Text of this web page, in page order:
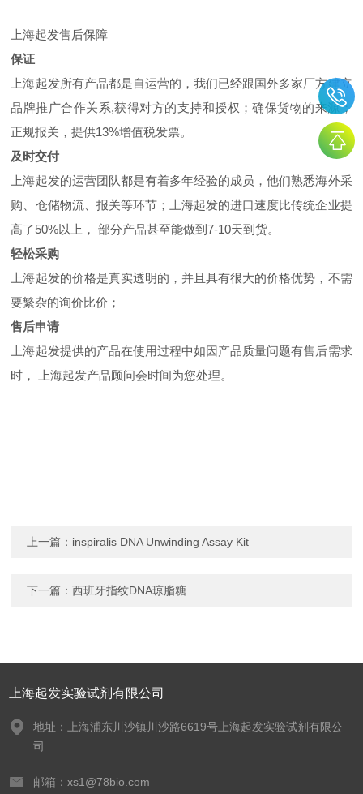
上海起发售后保障
保证
上海起发所有产品都是自运营的，我们已经跟国外多家厂方建立
品牌推广合作关系,获得对方的支持和授权；确保货物的来源；
正规报关，提供13%增值税发票。
及时交付
上海起发的运营团队都是有着多年经验的成员，他们熟悉海外采
购、仓储物流、报关等环节；上海起发的进口速度比传统企业提
高了50%以上， 部分产品甚至能做到7-10天到货。
轻松采购
上海起发的价格是真实透明的，并且具有很大的价格优势，不需
要繁杂的询价比价；
售后申请
上海起发提供的产品在使用过程中如因产品质量问题有售后需求
时， 上海起发产品顾问会时间为您处理。
上一篇： inspiralis DNA Unwinding Assay Kit
下一篇：西班牙指纹DNA琼脂糖
上海起发实验试剂有限公司
地址：上海浦东川沙镇川沙路6619号上海起发实验试剂有限公
司
邮箱：xs1@78bio.com